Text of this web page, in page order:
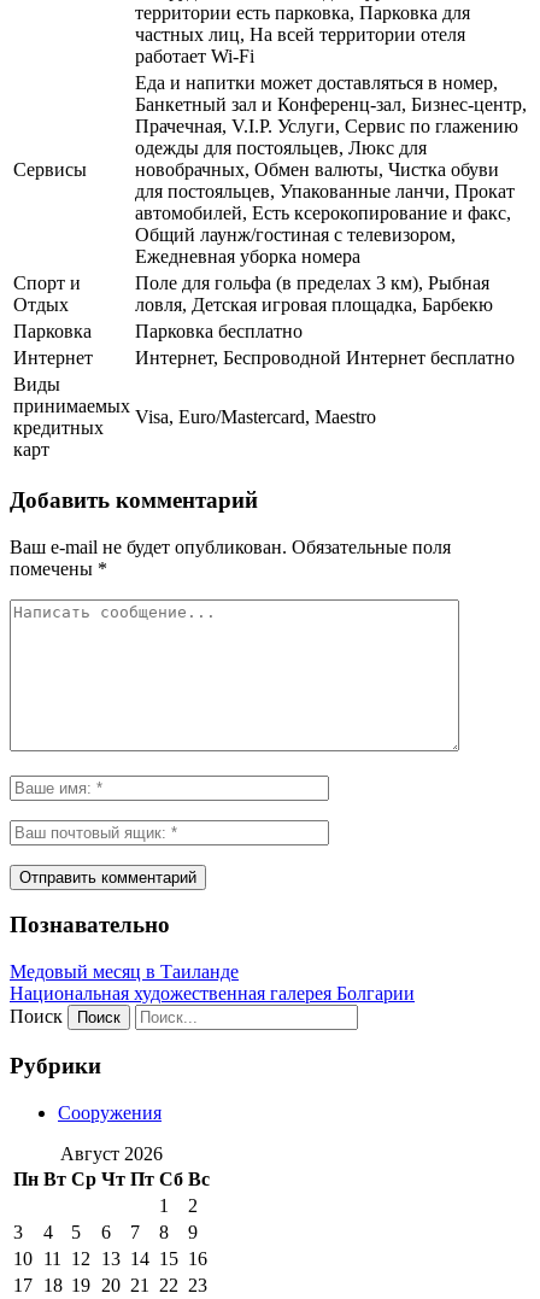
территории есть парковка, Парковка для
частных лиц, На всей территории отеля
работает Wi-Fi
Сервисы
Еда и напитки может доставляться в номер,
Банкетный зал и Конференц-зал, Бизнес-центр,
Прачечная, V.I.P. Услуги, Сервис по глажению
одежды для постояльцев, Люкс для
новобрачных, Обмен валюты, Чистка обуви
для постояльцев, Упакованные ланчи, Прокат
автомобилей, Есть ксерокопирование и факс,
Общий лаунж/гостиная с телевизором,
Ежедневная уборка номера
Спорт и
Отдых
Поле для гольфа (в пределах 3 км), Рыбная
ловля, Детская игровая площадка, Барбекю
Парковка
Парковка бесплатно
Интернет
Интернет, Беспроводной Интернет бесплатно
Виды
принимаемых
кредитных
карт
Visa, Euro/Mastercard, Maestro
Добавить комментарий
Ваш e-mail не будет опубликован. Обязательные поля
помечены *
Познавательно
Медовый месяц в Таиланде
Национальная художественная галерея Болгарии
Поиск
Рубрики
Сооружения
Август 2026
Пн Вт Ср Чт Пт Сб Вс
1
2
3
4 5 6 7 8
9
10 11 12 13 14 15 16
17 18 19 20 21 22 23